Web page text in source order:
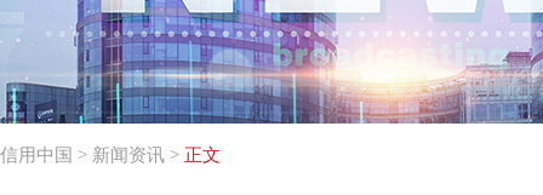
信用中国 > 新闻资讯 > 正文